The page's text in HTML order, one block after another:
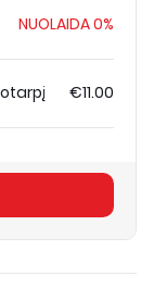
NUOLAIDA0%
€11.00